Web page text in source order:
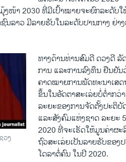
ໜ້າ 2030 ທີ່ມີເປົ້າໝາຍຈະຍົກລະດັບໃ
ນລາວ ມີລາຍຮັບໃນລະດັບປານກາງ ຢ່າ
ວງ
ທາງດ້ານທ່ານສົມດີ ດວງດີ
ການ ແລະການລົງທຶນ ຢືນຢັນ
ຄາດໝາຍການພັດທະນາເສ
ຂຶ້ນໃນອັດຕາສະເລ່ຍບໍ່ຕ່ຳກວ່
ລະຍະຂອງການຈັດຕັ້ງປະຕິ
ແລະສັງຄົມແຫ່ງຊາດ ລະຍະ
2020 ທີ່ຈະເຮັດໃຫ້ມູນຄ່າຜ
ຖົວສະເລ່ຍເປັນລາຍຮັບຂອງ
ໂດລາຕໍ່ຄົນ ໃນປີ 2020.